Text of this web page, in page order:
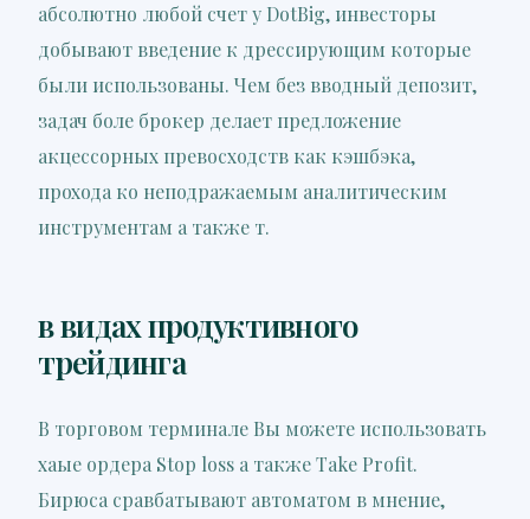
абсолютно любой счет у DotBig, инвесторы
добывают введение к дрессирующим которые
были использованы. Чем без вводный депозит,
задач боле брокер делает предложение
акцессорных превосходств как кэшбэка,
прохода ко неподражаемым аналитическим
инструментам а также т.
в видах продуктивного
трейдинга
В торговом терминале Вы можете использовать
хаые ордера Stop loss а также Take Profit.
Бирюса сравбатывают автоматом в мнение,